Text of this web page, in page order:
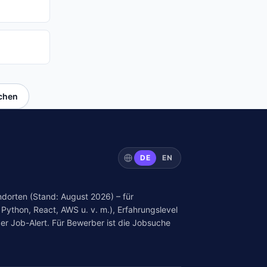
DE EN
(Stand: August 2026) – für
React, AWS u. v. m.), Erfahrungslevel
Job-Alert. Für Bewerber ist die Jobsuche